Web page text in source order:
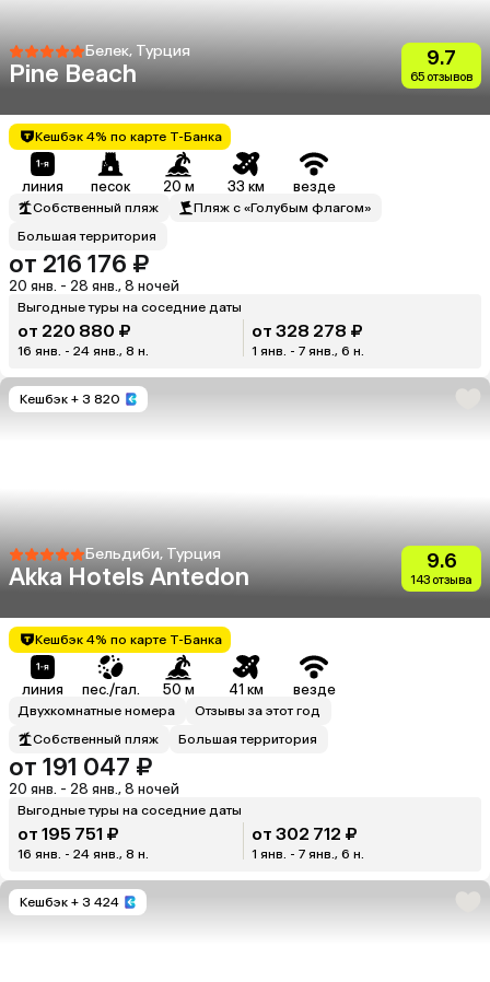
Белек, Турция
Pine Beach
9.7
65 отзывов
Кешбэк 4% по карте Т-Банка
линия песок 20 м 33 км везде
Собственный пляж
Пляж с «Голубым флагом»
Большая территория
от 216 176 ₽
20 янв. - 28 янв., 8 ночей
Выгодные туры на соседние даты
от 220 880 ₽
16 янв. - 24 янв., 8 н.
от 328 278 ₽
1 янв. - 7 янв., 6 н.
Кешбэк + 3 820
Бельдиби, Турция
Akka Hotels Antedon
9.6
143 отзыва
Кешбэк 4% по карте Т-Банка
линия пес./гал. 50 м 41 км везде
Двухкомнатные номера
Отзывы за этот год
Собственный пляж
Большая территория
от 191 047 ₽
20 янв. - 28 янв., 8 ночей
Выгодные туры на соседние даты
от 195 751 ₽
16 янв. - 24 янв., 8 н.
от 302 712 ₽
1 янв. - 7 янв., 6 н.
Кешбэк + 3 424